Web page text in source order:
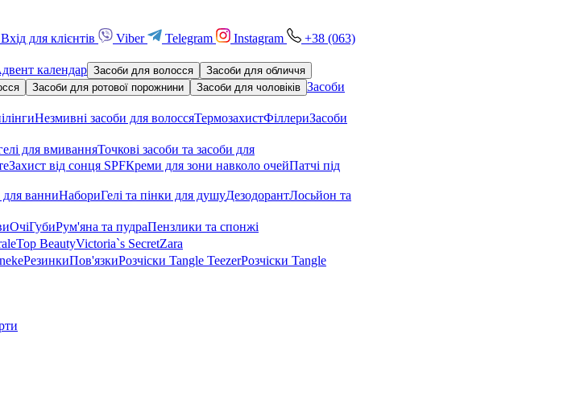
Вхід для клієнтів Viber Telegram Instagram
+38 (063)
календар Засоби для волосся
Засоби для обличчя
Засоби для ротової порожнини Засоби для чоловіків Засоби
Незмивні засоби для волоссяТермозахистФіллериЗасоби
для вмиванняТочкові засоби та засоби для
Захист від сонця SPFКреми для зони навколо очейПатчі під
ванниНабориГелі та пінки для душуДезодорантЛосьйон та
ОчіГубиРум'яна та пудраПензлики та спонжі
Top BeautyVictoria`s SecretZara
РезинкиПов'язкиРозчіски Tangle TeezerРозчіски Tangle